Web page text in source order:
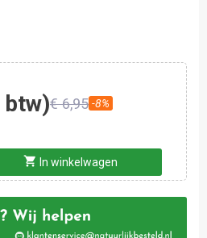
€ 6,95 -8%
shopping_cart In winkelwagen